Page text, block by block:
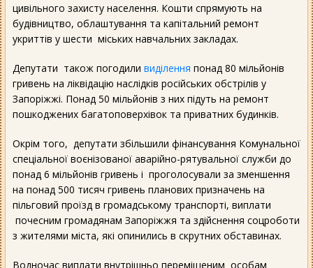
цивільного захисту населення. Кошти спрямують на
будівництво, облаштування та капітальний ремонт
укриттів у шести міських навчальних закладах.
Депутати також погодили виділення понад 80 мільйонів
гривень на ліквідацію наслідків російських обстрілів у
Запоріжжі. Понад 50 мільйонів з них підуть на ремонт
пошкоджених багатоповерхівок та приватних будинків.
Окрім того, депутати збільшили фінансування Комунальної
спеціальної воєнізованої аварійно-рятувальної служби до
понад 6 мільйонів гривень і проголосували за зменшення
на понад 500 тисяч гривень планових призначень на
пільговий проїзд в громадському транспорті, виплати
почесним громадянам Запоріжжя та здійснення соцроботи
з жителями міста, які опинились в скрутних обставинах.
Водночас виплати внутрішньо переміщеним особам